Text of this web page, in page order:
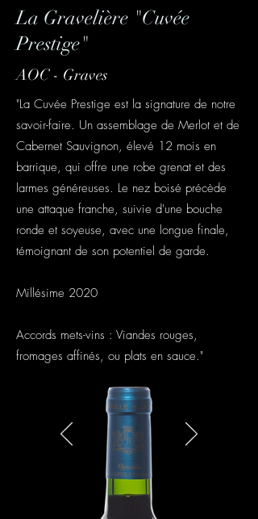
La Gravelière "Cuvée
Prestige"
AOC - Graves
"La Cuvée Prestige est la signature de notre
savoir-faire. Un assemblage de Merlot et de
Cabernet Sauvignon, élevé 12 mois en
barrique, qui offre une robe grenat et des
larmes généreuses. Le nez boisé précède
une attaque franche, suivie d'une bouche
ronde et soyeuse, avec une longue finale,
témoignant de son potentiel de garde.
Millésime 2020
Accords mets-vins : Viandes rouges,
fromages affinés, ou plats en sauce."